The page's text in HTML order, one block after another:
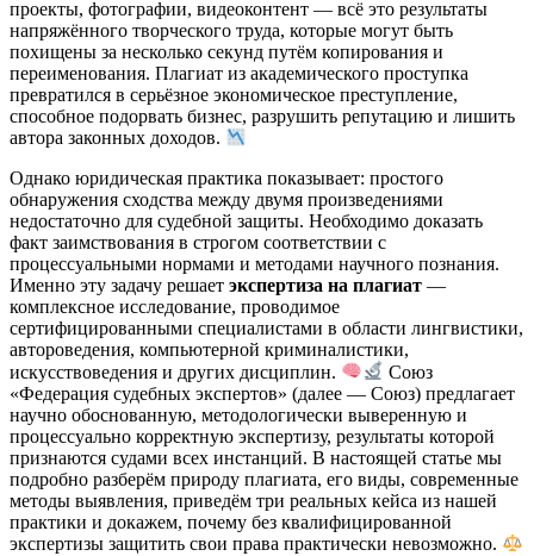
проекты, фотографии, видеоконтент — всё это результаты
напряжённого творческого труда, которые могут быть
похищены за несколько секунд путём копирования и
переименования. Плагиат из академического проступка
превратился в серьёзное экономическое преступление,
способное подорвать бизнес, разрушить репутацию и лишить
автора законных доходов.
Однако юридическая практика показывает: простого
обнаружения сходства между двумя произведениями
недостаточно для судебной защиты. Необходимо доказать
факт заимствования в строгом соответствии с
процессуальными нормами и методами научного познания.
Именно эту задачу решает экспертиза на плагиат —
комплексное исследование, проводимое
сертифицированными специалистами в области лингвистики,
автороведения, компьютерной криминалистики,
искусствоведения и других дисциплин.
Союз
«Федерация судебных экспертов» (далее — Союз) предлагает
научно обоснованную, методологически выверенную и
процессуально корректную экспертизу, результаты которой
признаются судами всех инстанций. В настоящей статье мы
подробно разберём природу плагиата, его виды, современные
методы выявления, приведём три реальных кейса из нашей
практики и докажем, почему без квалифицированной
экспертизы защитить свои права практически невозможно.